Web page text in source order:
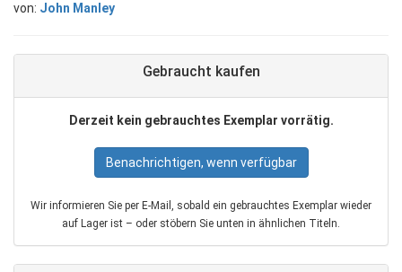
von: John Manley
Gebraucht kaufen
Derzeit kein gebrauchtes Exemplar vorrätig.
Benachrichtigen, wenn verfügbar
Wir informieren Sie per E‑Mail, sobald ein gebrauchtes Exemplar wieder
auf Lager ist – oder stöbern Sie unten in ähnlichen Titeln.